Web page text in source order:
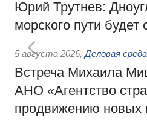
Юрий Трутнев:
морского пути будет
5 августа 2026, Деловая
Встреча Михаила
АНО «Агентство
продвижению новых